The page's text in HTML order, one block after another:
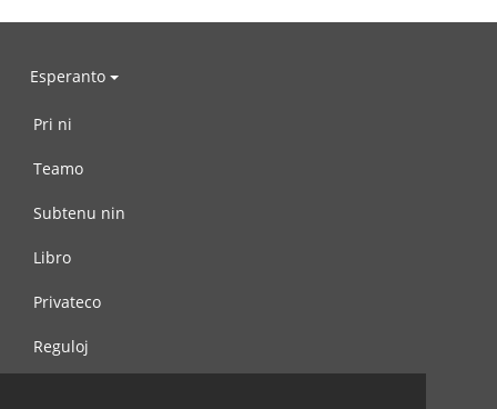
Esperanto
Pri ni
Teamo
Subtenu nin
Libro
Privateco
Reguloj